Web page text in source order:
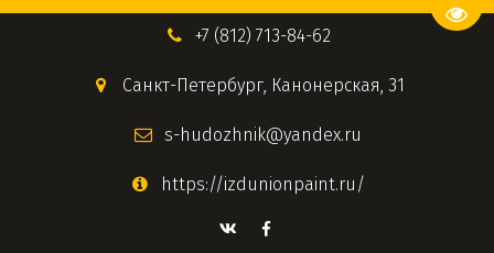
+7 (812) 713-84-62
Санкт-Петербург, Канонерская, 31
s-hudozhnik@yandex.ru
https://izdunionpaint.ru/